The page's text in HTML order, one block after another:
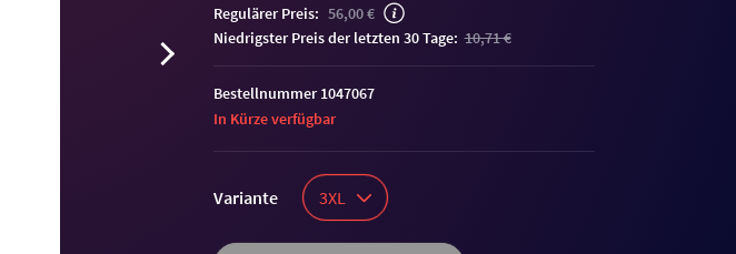
Regulärer Preis: 56,00 €
niedrigster Preis der letzten 30 Tage: 10,71 €
Variante 3XL
Bestellnummer 1047067
In Kürze verfügbar